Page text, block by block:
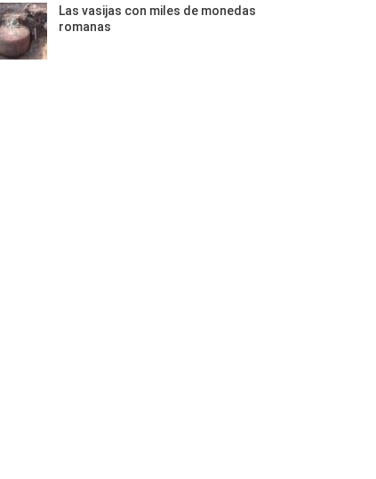
Las vasijas con miles de monedas
romanas